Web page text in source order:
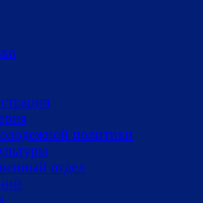
политики
отдел